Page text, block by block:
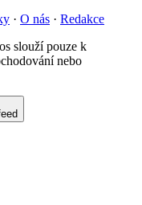
· O nás · Redakce
slouží pouze k
nebo